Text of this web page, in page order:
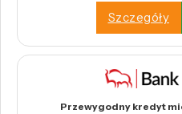
Szczegóły
Przewygodny kredyt